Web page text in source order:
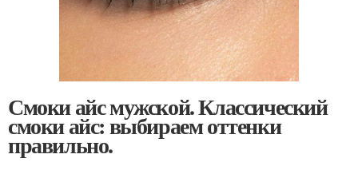
Смоки айс мужской. Классический
смоки айс: выбираем оттенки
правильно.